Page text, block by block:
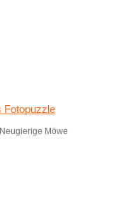
Neugierige Möwe